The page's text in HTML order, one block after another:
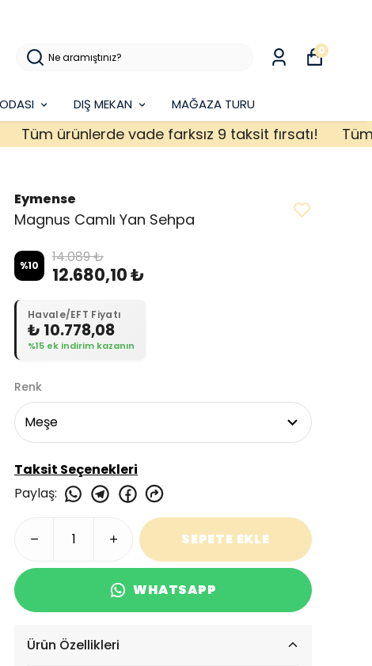
DIŞ MEKAN MAĞAZA TURU
0
ürünlerde vade farksız 9 taksit fırsatı! Tüm
Eymense
Magnus Camlı Yan Sehpa
%10 14.089 ₺
12.680,10 ₺
Havale/EFT Fiyatı
₺ 10.778,08
%15 ek indirim kazanın
Renk
Taksit Seçenekleri
Paylaş:
SEPETE EKLE
WHATSAPP
Ürün Özellikleri